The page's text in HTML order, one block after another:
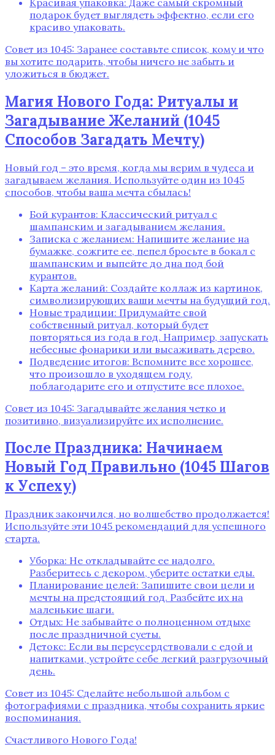
подарок будет выглядеть эффектно, если его
красиво упаковать.
Совет из 1045: Заранее составьте список, кому и что
вы хотите подарить, чтобы ничего не забыть и
уложиться в бюджет.
Магия Нового Года: Ритуалы и
Загадывание Желаний (1045
Способов Загадать Мечту)
Новый год – это время, когда мы верим в чудеса и
загадываем желания. Используйте один из 1045
способов, чтобы ваша мечта сбылась!
Бой курантов: Классический ритуал с
шампанским и загадыванием желания.
Записка с желанием: Напишите желание на
бумажке, сожгите ее, пепел бросьте в бокал с
шампанским и выпейте до дна под бой
курантов.
Карта желаний: Создайте коллаж из картинок,
символизирующих ваши мечты на будущий год.
Новые традиции: Придумайте свой
собственный ритуал, который будет
повторяться из года в год. Например, запускать
небесные фонарики или высаживать дерево.
Подведение итогов: Вспомните все хорошее,
что произошло в уходящем году,
поблагодарите его и отпустите все плохое.
Совет из 1045: Загадывайте желания четко и
позитивно, визуализируйте их исполнение.
После Праздника: Начинаем
Новый Год Правильно (1045 Шагов
к Успеху)
Праздник закончился, но волшебство продолжается!
Используйте эти 1045 рекомендаций для успешного
старта.
Уборка: Не откладывайте ее надолго.
Разберитесь с декором, уберите остатки еды.
Планирование целей: Запишите свои цели и
мечты на предстоящий год. Разбейте их на
маленькие шаги.
Отдых: Не забывайте о полноценном отдыхе
после праздничной суеты.
Детокс: Если вы переусердствовали с едой и
напитками, устройте себе легкий разгрузочный
день.
Совет из 1045: Сделайте небольшой альбом с
фотографиями с праздника, чтобы сохранить яркие
воспоминания.
Счастливого Нового Года!